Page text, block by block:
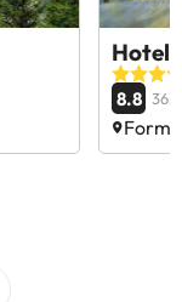
Hotel
8.8 363